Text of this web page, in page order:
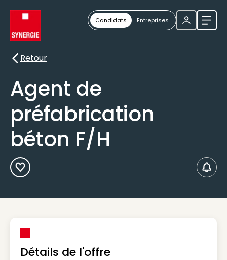
Candidats Entreprises
Retour
Retour
Agent de
préfabrication
béton F/H
Ajouter aux Favoris
Détails de l'offre